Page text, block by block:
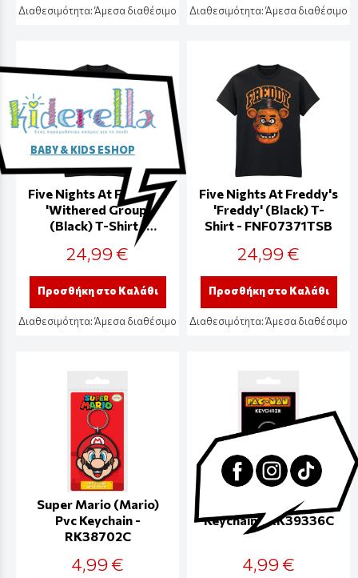
Διαθεσιμότητα:Άμεσα διαθέσιμο Διαθεσιμότητα:Άμεσα διαθέσιμο
Five Nights At Freddy's
'Withered Group'
(Black) T-Shirt -
FNF07376TSB
24,99 €
Προσθήκη στο Καλάθι
Διαθεσιμότητα:Άμεσα διαθέσιμο
Five Nights At Freddy's
'Freddy' (Black) T-
Shirt - FNF07371TSB
24,99 €
Προσθήκη στο Καλάθι
Διαθεσιμότητα:Άμεσα διαθέσιμο
Super Mario (Mario)
Pvc Keychain -
RK38702C
4,99 €
Pac-Man (Blue) Pvc
Keychain - RK39336C
4,99 €
BABY & KIDS ESHOP